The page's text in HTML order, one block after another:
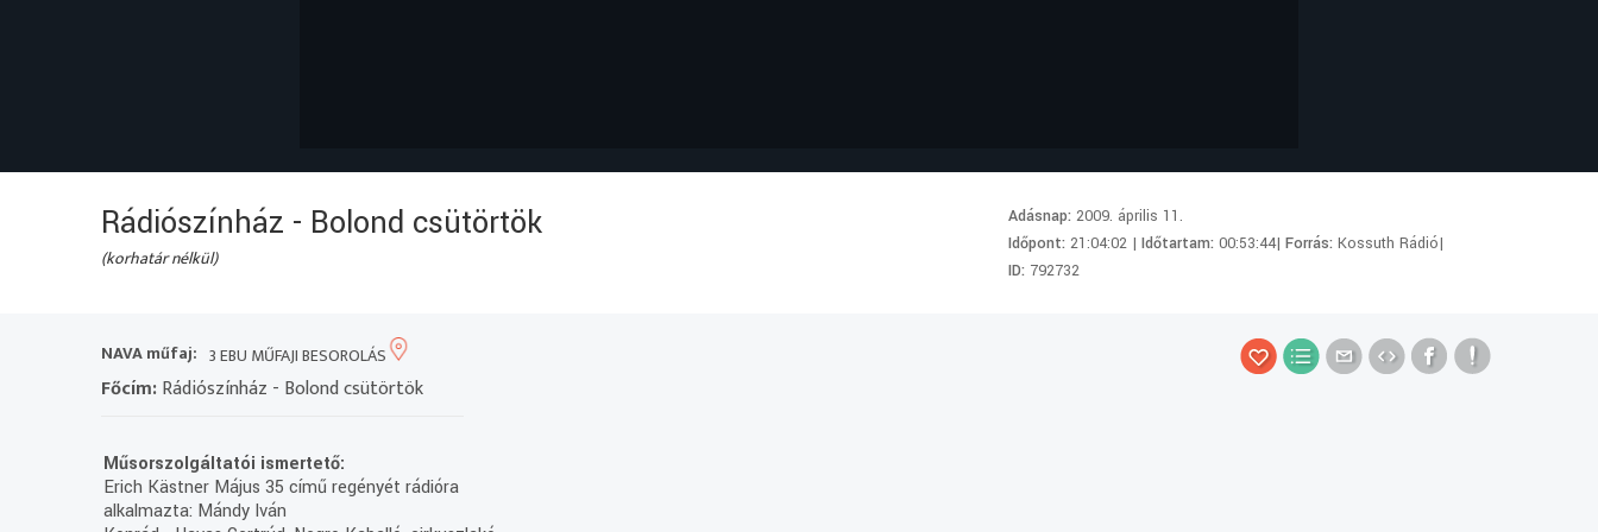
Rádiószínház - Bolond csütörtök
(korhatár nélkül)
Adásnap:2009. április 11.
Időpont:21:04:02 |Időtartam:00:53:44|Forrás:Kossuth Rádió|
ID: 792732
NAVA műfaj: 3 EBU MŰFAJI BESOROLÁS
Főcím:Rádiószínház - Bolond csütörtök
Műsorszolgáltatói ismertető:
Erich Kästner Május 35 című regényét rádióra
alkalmazta: Mándy Iván